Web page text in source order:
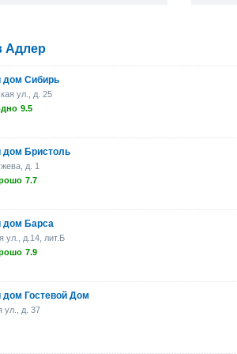
Адлер
дом Сибирь
ул., д. 25
9.5
дом Бристоль
д. 1
7.7
дом Барса
ул., д.14, лит.Б
7.9
дом Гостевой Дом
ул., д. 37